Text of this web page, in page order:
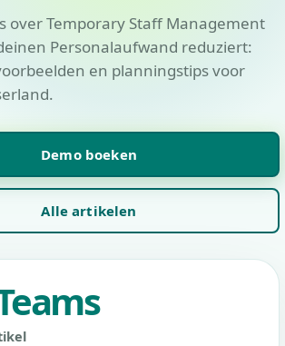
over Temporary Staff Management
Personalaufwand reduziert:
en planningstips voor
Demo boeken
Alle artikelen